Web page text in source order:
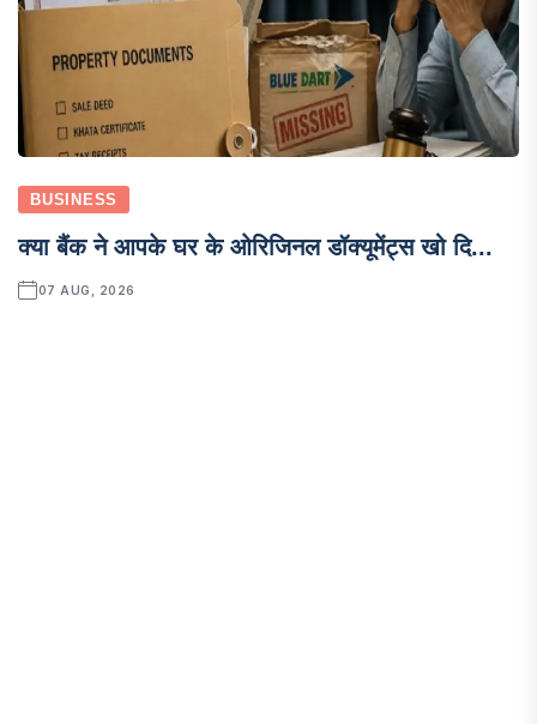
BUSINESS
क्या बैंक ने आपके घर के ओरिजिनल डॉक्यूमेंट्स खो दि...
07 AUG, 2026